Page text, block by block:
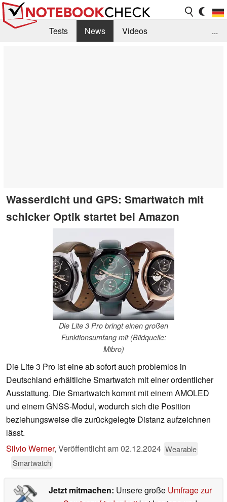
Tests News
Videos
...
Wasserdicht und GPS: Smartwatch mit
schicker Optik startet bei Amazon
Die Lite 3 Pro bringt einen großen
Funktionsumfang mit (Bildquelle:
Mibro)
Die Lite 3 Pro ist eine ab sofort auch problemlos in
Deutschland erhältliche Smartwatch mit einer ordentlicher
Ausstattung. Die Smartwatch kommt mit einem AMOLED
und einem GNSS-Modul, wodurch sich die Position
beziehungsweise die zurückgelegte Distanz aufzeichnen
lässt.
Silvio Werner, Veröffentlicht am02.12.2024 Wearable
Smartwatch
Jetzt mitmachen: Unsere große Umfrage zur